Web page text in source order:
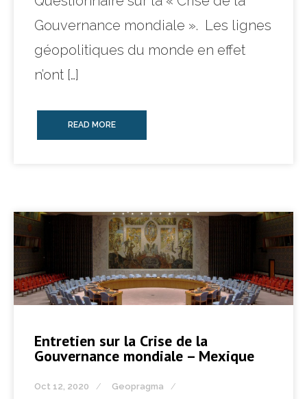
Gouvernance mondiale ». Les lignes
géopolitiques du monde en effet
n’ont […]
READ MORE
Entretien sur la Crise de la
Gouvernance mondiale – Mexique
Oct 12, 2020
Geopragma